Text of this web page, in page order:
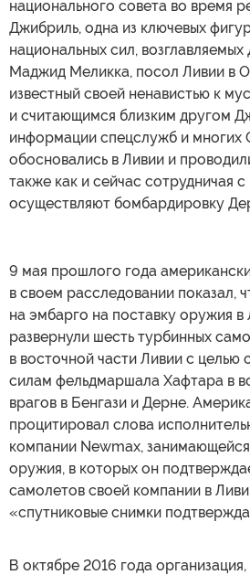
национального совета во время
Джибриль, одна из ключевых
национальных сил,
Маджид Меликка, посол Ливии в
известный своей ненавистью к
и считающимся близким другом
информации спецслужб и
обосновались в Ливии и
также как и сейчас сотрудничая
осуществляют бомбардировку
9 мая прошлого года
в своем расследовании показал,
на эмбарго на поставку оружия
развернули шесть турбинных
в восточной части Ливии с целью
силам фельдмаршала Хафтара в
врагов в Бенгази и Дерне.
процитировал слова
компании Newmax,
оружия, в которых он
самолетов своей компании в
«спутниковые снимки
В октябре 2016 года